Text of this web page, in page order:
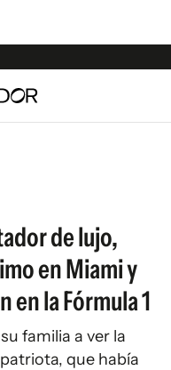
de lujo,
en Miami y
en la Fórmula 1
familia a ver la
que había